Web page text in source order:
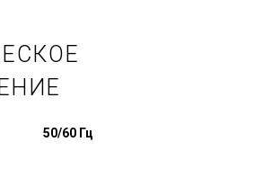
50/60 Гц